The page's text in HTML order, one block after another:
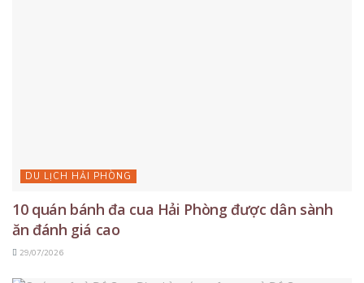
DU LỊCH HẢI PHÒNG
10 quán bánh đa cua Hải Phòng được dân sành
ăn đánh giá cao
29/07/2026